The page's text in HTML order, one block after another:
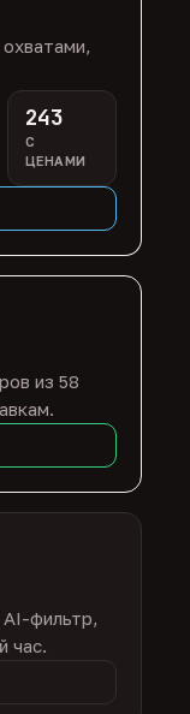
243
С
ЦЕНАМИ
из 58
AI-фильтр,
час.